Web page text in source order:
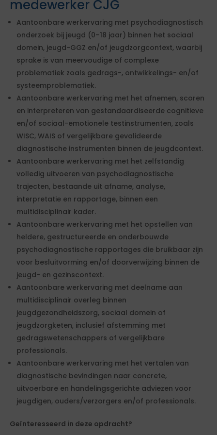
medewerker CJG
Aantoonbare werkervaring met psychodiagnostisch
onderzoek bij jeugd (0–18 jaar) binnen het sociaal
domein, jeugd-GGZ en/of jeugdzorgcontext, waarbij
sprake is van meervoudige of complexe
problematiek zoals gedrags-, ontwikkelings- en/of
systeemproblematiek.
Aantoonbare werkervaring met het afnemen, scoren
en interpreteren van gestandaardiseerde cognitieve
en/of sociaal-emotionele testinstrumenten, zoals
WISC, WAIS of vergelijkbare gevalideerde
diagnostische instrumenten binnen de jeugdcontext.
Aantoonbare werkervaring met het zelfstandig
volledig uitvoeren van psychodiagnostische
trajecten, bestaande uit afname, analyse,
interpretatie en rapportage, binnen een
multidisciplinair kader.
Aantoonbare werkervaring met het opstellen van
heldere, gestructureerde en onderbouwde
psychodiagnostische rapportages die bruikbaar zijn
voor besluitvorming en/of doorverwijzing binnen de
jeugd- en gezinscontext.
Aantoonbare werkervaring met deelname aan
multidisciplinair overleg binnen
jeugdgezondheidszorg, sociaal domein of
jeugdzorgketen, inclusief afstemming met
gedragswetenschappers of vergelijkbare
professionals.
Aantoonbare werkervaring met het vertalen van
diagnostische bevindingen naar concrete,
uitvoerbare en handelingsgerichte adviezen voor
jeugdigen, ouders/verzorgers en/of professionals.
Geïnteresseerd in deze opdracht?